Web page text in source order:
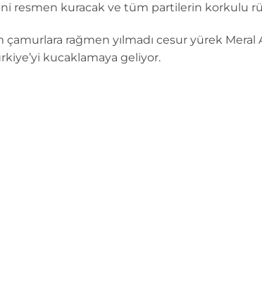
resmen kuracak ve tüm partilerin korkulu
rağmen yılmadı cesur yürek Meral
kucaklamaya geliyor.